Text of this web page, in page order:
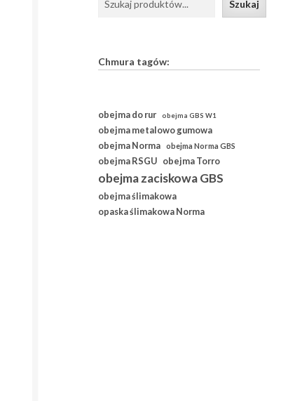
Szukaj
Chmura tagów:
obejma do rur obejma GBS W1
obejma metalowo gumowa
obejma Norma obejma Norma GBS
obejma RSGU obejma Torro
obejma zaciskowa GBS
obejma ślimakowa
opaska ślimakowa Norma